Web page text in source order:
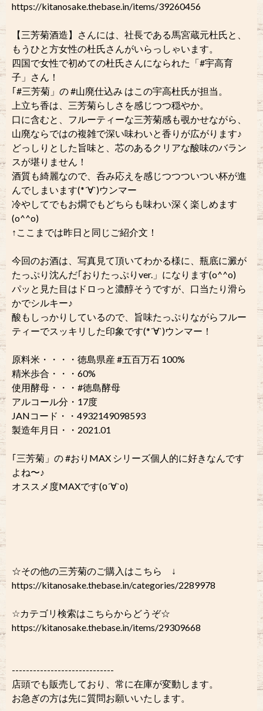
https://kitanosake.thebase.in/items/39260456
【三芳菊酒造】さんには、社長である馬宮蔵元杜氏と、
もうひと方女性の杜氏さんがいらっしゃいます。
四国で女性で初めての杜氏さんになられた「#宇高育
子」さん！
｢#三芳菊」の #山廃仕込み はこの宇高杜氏が担当。
上立ち香は、三芳菊らしさを感じつつ穏やか。
口に含むと、フルーティーな三芳菊感も覗かせながら、
山廃ならではの複雑で深い味わいと香りが広がります♪
どっしりとした旨味と、芯のあるクリアな酸味のバラン
スが堪りません！
酒質も綺麗なので、呑み応えを感じつつついつい杯が進
んでしまいます(*´∀`)ウンマー
冷やしてでもお燗でもどちらも味わい深く楽しめます
(o^^o)
↑ここまでは昨日と同じご紹介文！
今回のお酒は、写真見て頂いてわかる様に、瓶底に澱が
たっぷり沈んだ｢おりたっぷりver.」になります(o^^o)
パッと見た目はドロっと濃醇そうですが、口当たり滑ら
かでシルキー♪
酸もしっかりしているので、旨味たっぷりながらフルー
ティーでスッキリした印象です(*´∀`)ウンマー！
原料米・・・・徳島県産 #五百万石 100%
精米歩合・・・60%
使用酵母・・・#徳島酵母
アルコール分・17度
JANコード・・4932149098593
製造年月日・・2021.01
｢三芳菊」の #おりMAX シリーズ個人的に好きなんです
よね〜♪
オススメ度MAXです(о´∀`о)
☆その他の三芳菊のご購入はこちら ↓
https://kitanosake.thebase.in/categories/2289978
☆カテゴリ検索はこちらからどうぞ☆
https://kitanosake.thebase.in/items/29309668
-----------------------------
店頭でも販売しており、常に在庫が変動します。
お急ぎの方は先に質問お願いいたします。